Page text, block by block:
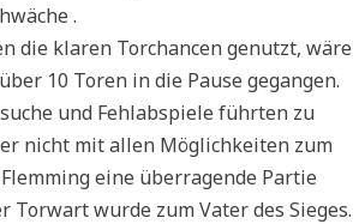
.
die klaren Torchancen genutzt, wäre
10 Toren in die Pause gegangen.
und Fehlabspiele führten zu
nicht mit allen Möglichkeiten zum
eine überragende Partie
wurde zum Vater des Sieges.